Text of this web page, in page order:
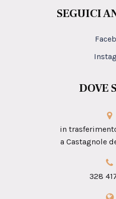
SEGUICI
DOVE
in
a Castagnole
328